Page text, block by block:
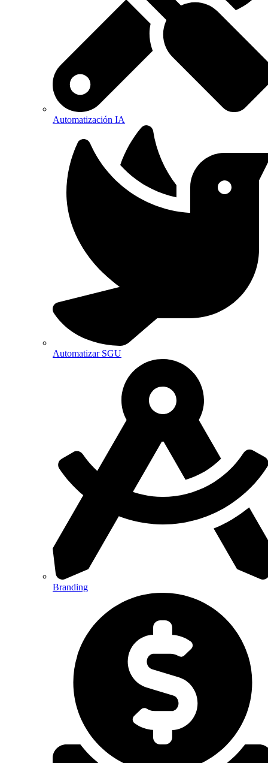
Automatización IA
Automatizar SGU
Branding